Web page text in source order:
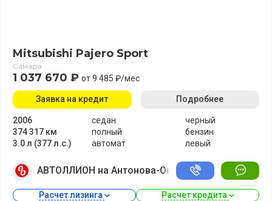
Mitsubishi Pajero Sport
Самара
1 037 670 ₽ от 9 485 ₽/мес
2006
374 317 км
3.0 л (377 л.с.)
седан
полный
автомат
черный
бензин
левый
Заявка на кредит Подробнее
АВТОЛЛИОН на Антонова-Овсеенко
Расчет лизинга Расчет кредита